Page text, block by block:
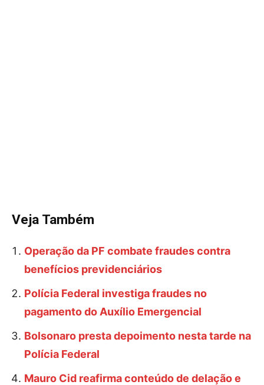
Veja Também
Operação da PF combate fraudes contra
benefícios previdenciários
Polícia Federal investiga fraudes no
pagamento do Auxílio Emergencial
Bolsonaro presta depoimento nesta tarde na
Polícia Federal
Mauro Cid reafirma conteúdo de delação e